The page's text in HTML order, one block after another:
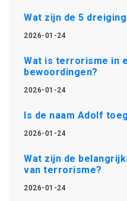
Wat zijn de 5
2026-01-24
Wat is terrorisme in
bewoordingen?
2026-01-24
Is de naam Adolf
2026-01-24
Wat zijn de
van terrorisme?
2026-01-24